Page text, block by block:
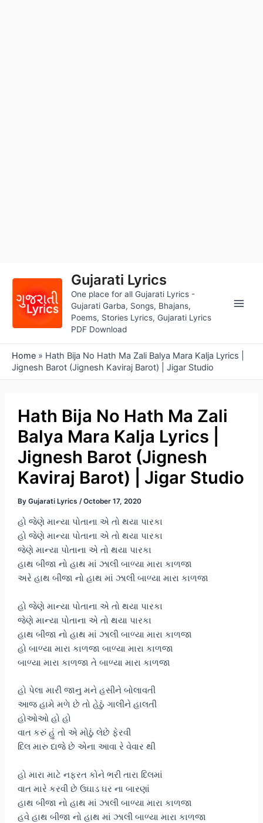
content
Gujarati Lyrics
One place for all Gujarati Lyrics -
Gujarati Garba, Songs, Bhajans,
Poems, Stories Lyrics, Gujarati Lyrics
PDF Download
Home » Hath Bija No Hath Ma Zali Balya Mara Kalja Lyrics |
Jignesh Barot (Jignesh Kaviraj Barot) | Jigar Studio
Hath Bija No Hath Ma Zali
Balya Mara Kalja Lyrics |
Jignesh Barot (Jignesh
Kaviraj Barot) | Jigar Studio
By Gujarati Lyrics /October 17, 2020
હો જેણે માન્યા પોતાના એ તો થયા પારકા
હો જેણે માન્યા પોતાના એ તો થયા પારકા
જેણે માન્યા પોતાના એ તો થયા પારકા
હાથ બીજા નો હાથ માં ઝાલી બાળ્યા મારા કાળજા
અરે હાથ બીજા નો હાથ માં ઝાલી બાળ્યા મારા કાળજા
હો જેણે માન્યા પોતાના એ તો થયા પારકા
જેણે માન્યા પોતાના એ તો થયા પારકા
હાથ બીજા નો હાથ માં ઝાલી બાળ્યા મારા કાળજા
હો બાળ્યા મારા કાળજા બાળ્યા મારા કાળજા
બાળ્યા મારા કાળજા તે બાળ્યા મારા કાળજા
હો પેલા મારી જાનુ મને હસીને બોલાવતી
આજ હામે મળે છે તો હેઠું ગાલીને હાલતી
હોઓઓ હો હો
વાત કરું હું તો એ મોઠું લેછે ફેરવી
દિલ મારુ દાજે છે એના આવા રે વેવાર થી
હો મારા માટે નફરત કોને ભરી તારા દિલમાં
વાત મારે કરવી છે ઉઘાડ ઘર ના બારણાં
હાથ બીજા નો હાથ માં ઝાલી બાળ્યા મારા કાળજા
હવે હાથ બીજા નો હાથ માં ઝાલી બાળ્યા મારા કાળજા